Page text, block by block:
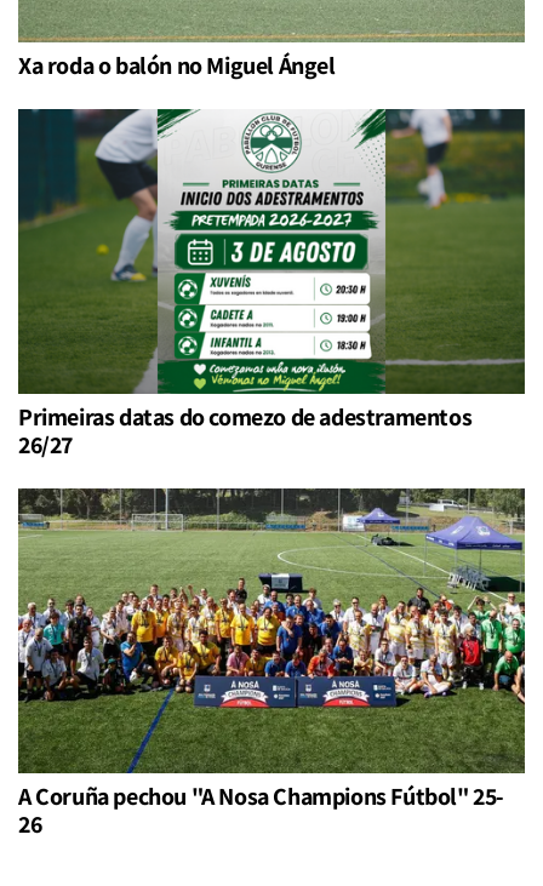
Xa roda o balón no Miguel Ángel
Primeiras datas do comezo de adestramentos
26/27
A Coruña pechou "A Nosa Champions Fútbol" 25-
26